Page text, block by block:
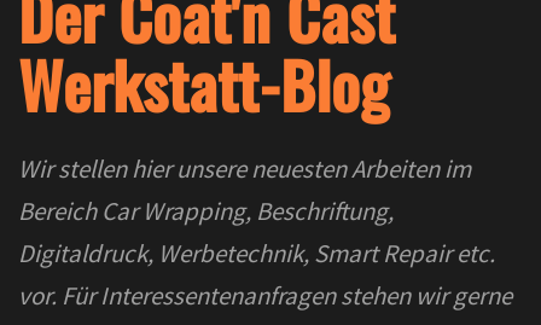
Werkstatt-Blog
Wir stellen hier unsere neuesten Arbeiten im
Bereich Car Wrapping, Beschriftung,
Digitaldruck, Werbetechnik, Smart Repair etc.
vor. Für Interessentenanfragen stehen wir gerne